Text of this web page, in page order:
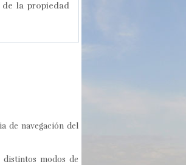
la propiedad
de navegación del
modos de